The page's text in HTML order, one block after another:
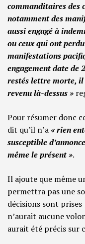
commanditaires des
notamment des
aussi engagé à
ou ceux qui ont
manifestations
engagement date de
restés lettre morte, il
revenu là-dessus »
Pour résumer donc
dit qu’il n’a « rien
susceptible
même le présent ».
Il ajoute que même
permettra pas une
décisions sont
n’aurait aucune
aurait été précis sur